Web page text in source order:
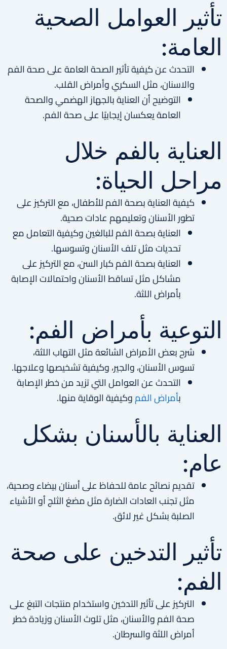
تأثير العوامل الصحية
العامة:
التحدث عن كيفية تأثير الصحة العامة على صحة الفم
والاسنان، مثل السكري وأمراض القلب.
التوضيح أن العناية بالجهاز الهضمي والصحة
العامة يعكسان إيجابيًا على صحة الفم.
العناية بالفم خلال
مراحل الحياة:
كيفية العناية بصحة الفم للأطفال، مع التركيز على
تطور الأسنان وتعليمهم عادات صحية.
العناية بصحة الفم للبالغين وكيفية التعامل مع
تحديات مثل تلف الأسنان وتسوسها.
العناية بصحة الفم كبار السن، مع التركيز على
مشاكل مثل تساقط الأسنان واحتمالات الإصابة
بأمراض اللثة.
التوعية بأمراض الفم:
شرح بعض الأمراض الشائعة مثل التهاب اللثة،
تسوس الأسنان، والجير، وكيفية تشخيصها وعلاجها.
التحدث عن العوامل التي تزيد من خطر الإصابة
بأمراض الفموكيفية الوقاية منها.
العناية بالأسنان بشكل
عام:
تقديم نصائح عامة للحفاظ على أسنان بيضاء وصحية،
مثل تجنب العادات الضارة مثل مضغ الثلج أو الأشياء
الصلبة بشكل غير لائق.
تأثير التدخين على صحة
الفم:
التركيز على تأثير التدخين واستخدام منتجات التبغ على
صحة الفم والأسنان، مثل تلوث الأسنان وزيادة خطر
أمراض اللثة والسرطان.